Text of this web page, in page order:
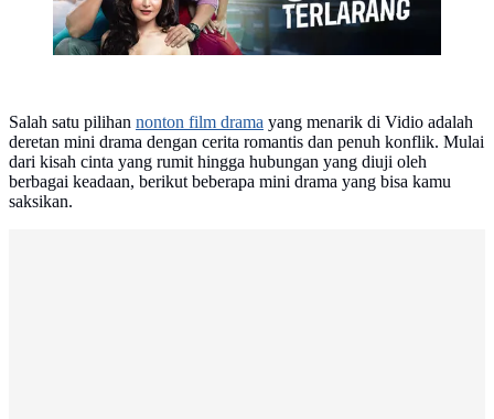
Salah satu pilihan nonton film drama yang menarik di Vidio adalah
deretan mini drama dengan cerita romantis dan penuh konflik. Mulai
dari kisah cinta yang rumit hingga hubungan yang diuji oleh
berbagai keadaan, berikut beberapa mini drama yang bisa kamu
saksikan.